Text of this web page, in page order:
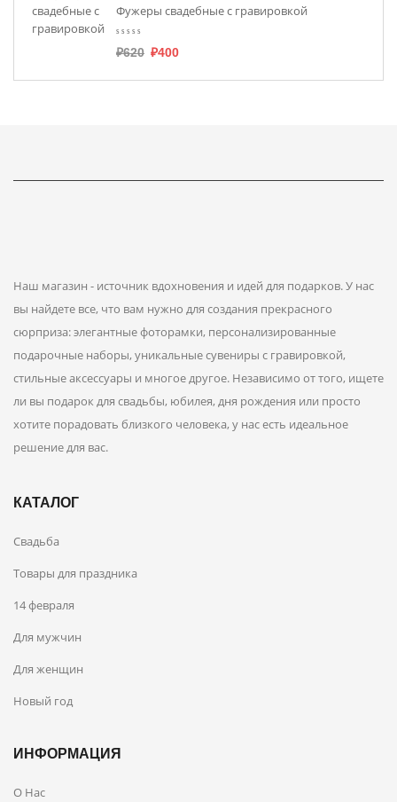
Фужеры свадебные с гравировкой
₽620 ₽400
Наш магазин - источник вдохновения и идей для подарков. У нас
вы найдете все, что вам нужно для создания прекрасного
сюрприза: элегантные фоторамки, персонализированные
подарочные наборы, уникальные сувениры с гравировкой,
стильные аксессуары и многое другое. Независимо от того, ищете
ли вы подарок для свадьбы, юбилея, дня рождения или просто
хотите порадовать близкого человека, у нас есть идеальное
решение для вас.
КАТАЛОГ
Свадьба
Товары для праздника
14 февраля
Для мужчин
Для женщин
Новый год
ИНФОРМАЦИЯ
О Нас